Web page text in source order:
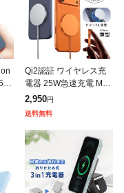
Qi2認証 ワイヤレス充
電器 25W急速充電 Mag
Safe対応 iPhone12〜1
7シリーズ 薄型5.3mm
アルミボディ
2,950円
送料無料